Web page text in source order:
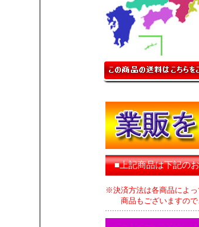
■上記商品は下記の
※決済方法は各商品によ
商品もございますので